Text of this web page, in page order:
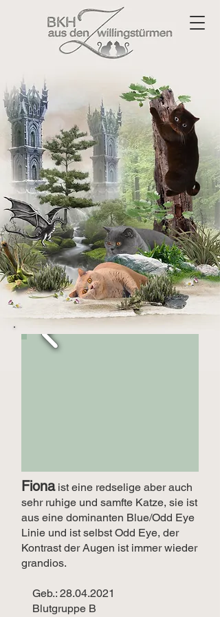
Fionaist eine redselige aber auch
sehr ruhige und samfte Katze, sie ist
aus eine dominanten Blue/Odd Eye
Linie und ist selbst Odd Eye, der
Kontrast der Augen ist immer wieder
grandios.
Geb.: 28.04.2021
Blutgruppe B